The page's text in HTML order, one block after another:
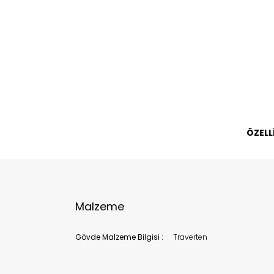
Malzeme
Gövde Malzeme Bilgisi : Traverten